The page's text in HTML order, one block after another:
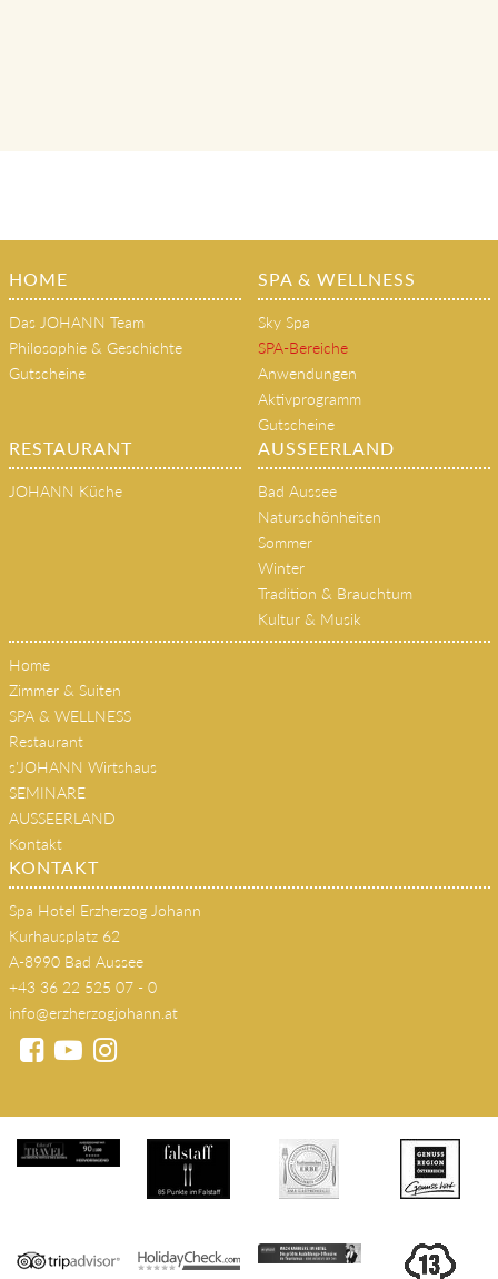
HOME
Das JOHANN Team
Philosophie & Geschichte
Gutscheine
SPA & WELLNESS
Sky Spa
SPA-Bereiche
Anwendungen
Aktivprogramm
Gutscheine
RESTAURANT
JOHANN Küche
AUSSEERLAND
Bad Aussee
Naturschönheiten
Sommer
Winter
Tradition & Brauchtum
Kultur & Musik
Home
Zimmer & Suiten
SPA & WELLNESS
Restaurant
s'JOHANN Wirtshaus
SEMINARE
AUSSEERLAND
Kontakt
KONTAKT
Spa Hotel Erzherzog Johann
Kurhausplatz 62
A-8990 Bad Aussee
+43 36 22 525 07 - 0
info@erzherzogjohann.at